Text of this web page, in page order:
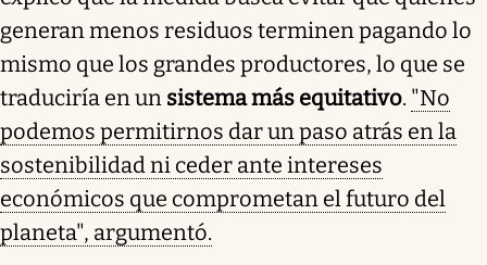
generan menos residuos terminen pagando lo
mismo que los grandes productores, lo que se
traduciría en un sistema más equitativo. "No
podemos permitirnos dar un paso atrás en la
sostenibilidad ni ceder ante intereses
económicos que comprometan el futuro del
planeta", argumentó.